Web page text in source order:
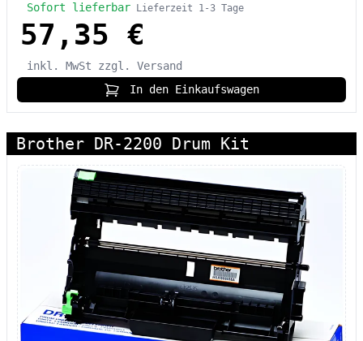
Sofort lieferbar Lieferzeit 1-3 Tage
57,35 €
inkl. MwSt
zzgl. Versand
In den Einkaufswagen
Brother DR-2200 Drum Kit